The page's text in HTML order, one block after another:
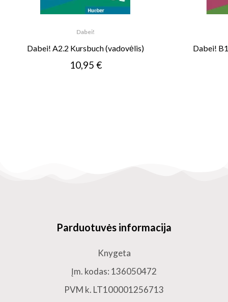
Dabei!
Dabei! A2.2 Kursbuch (vadovėlis)
10,95 €
Dabei!
Parduotuvės informacija
Knygeta
Įm. kodas: 136050472
PVM k. LT100001256713